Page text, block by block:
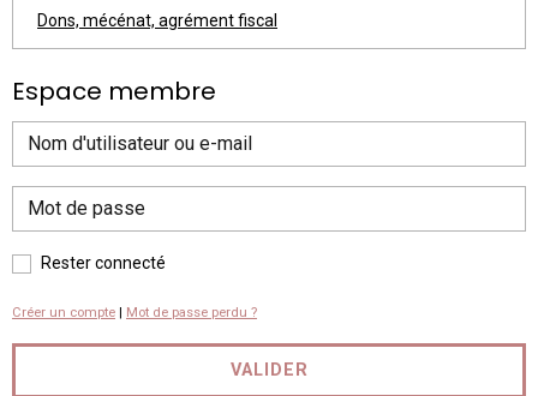
Dons, mécénat, agrément fiscal
Espace membre
Rester connecté
Créer un compte | Mot de passe perdu ?
VALIDER